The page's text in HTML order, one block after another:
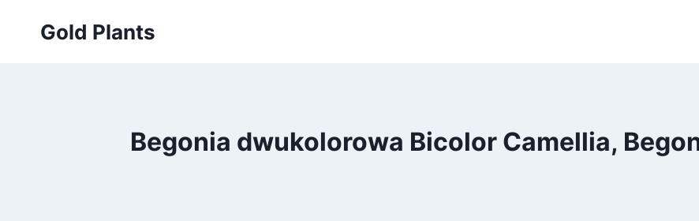
Gold Plants
Begonia dwukolorowa Bicolor Camellia,